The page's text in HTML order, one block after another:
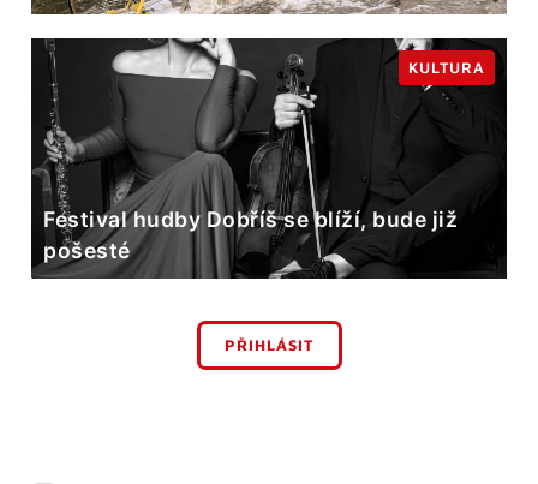
Festival hudby Dobříš se blíží, bude již
pošesté
KULTURA
PŘIHLÁSIT